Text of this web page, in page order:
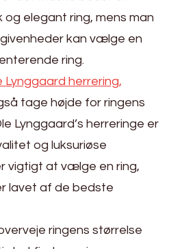
elegant ring, mens man
kan vælge en
ring.
herrering,
tage højde for ringens
Lynggaard’s herreringe er
og luksuriøse
vigtigt at vælge en ring,
lavet af de bedste
ringens størrelse